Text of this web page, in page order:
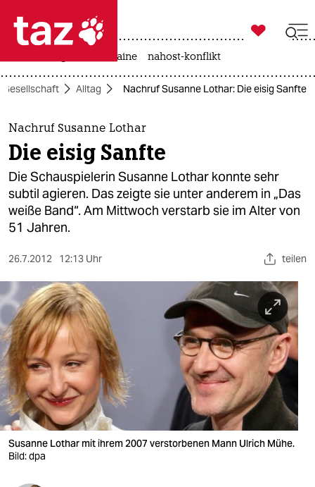
 taz zahl ich
taz zahl ich
themen
politik
öko
gesellschaft
kultur
sport
berlin
nord
wahrheit
verlag
verlag

taz zahl ich
krieg in der ukraine nahost-konflikt
Gesellschaft Alltag Nachruf Susanne Lothar: Die eisig Sanfte
Nachruf Susanne Lothar
Die eisig Sanfte
Die Schauspielerin Susanne Lothar konnte sehr
subtil agieren. Das zeigte sie unter anderem in „Das
weiße Band“. Am Mittwoch verstarb sie im Alter von
51 Jahren.
26.7.2012 12:13 Uhr teilen
Susanne Lothar mit ihrem 2007 verstorbenen Mann Ulrich Mühe.
Bild: dpa